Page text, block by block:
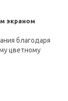
экраном
благодаря
цветному